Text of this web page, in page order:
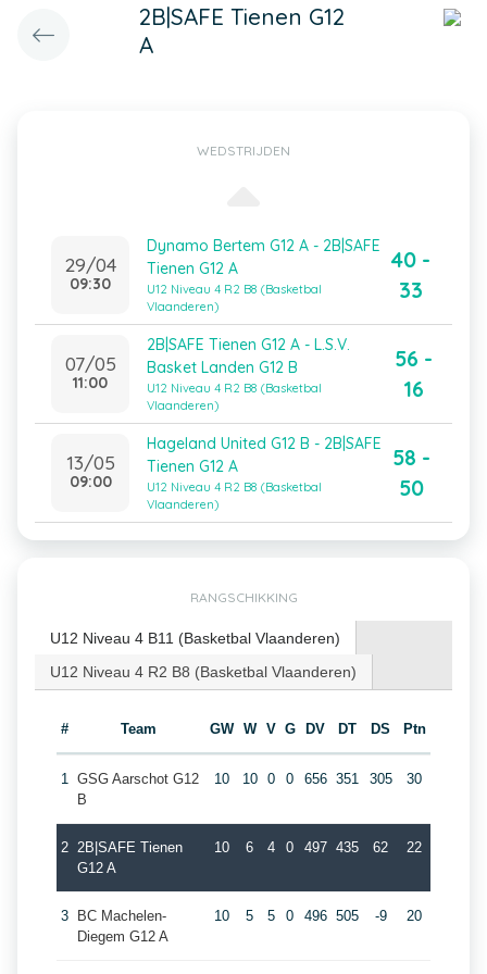
2B|SAFE Tienen G12
A
WEDSTRIJDEN
29/04
09:30
Dynamo Bertem G12 A - 2B|SAFE
Tienen G12 A
U12 Niveau 4 R2 B8 (Basketbal
Vlaanderen)
40 -
33
07/05
11:00
2B|SAFE Tienen G12 A - L.S.V.
Basket Landen G12 B
U12 Niveau 4 R2 B8 (Basketbal
Vlaanderen)
56 -
16
13/05
09:00
Hageland United G12 B - 2B|SAFE
Tienen G12 A
U12 Niveau 4 R2 B8 (Basketbal
Vlaanderen)
58 -
50
RANGSCHIKKING
U12 Niveau 4 B11 (Basketbal Vlaanderen)
U12 Niveau 4 R2 B8 (Basketbal Vlaanderen)
# Team GW W V G DV DT DS Ptn
1 GSG Aarschot G12
B
10 10 0 0 656 351 305 30
2 2B|SAFE Tienen
G12 A
10 6 4 0 497 435 62 22
3
BC Machelen-
Diegem G12 A
10 5 5 0 496 505 -9 20